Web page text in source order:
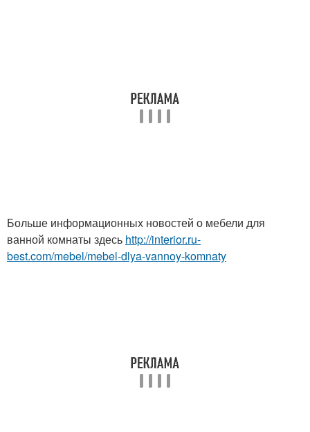
Больше информационных новостей о мебели для
ванной комнаты здесь http://interior.ru-
best.com/mebel/mebel-dlya-vannoy-komnaty